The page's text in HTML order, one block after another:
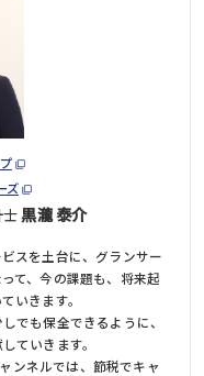
ズ
黒瀧 泰介
スを土台に、グランサー
て、今の課題も、将来起
いきます。
でも保全できるように、
ていきます。
ンネルでは、節税でキャ